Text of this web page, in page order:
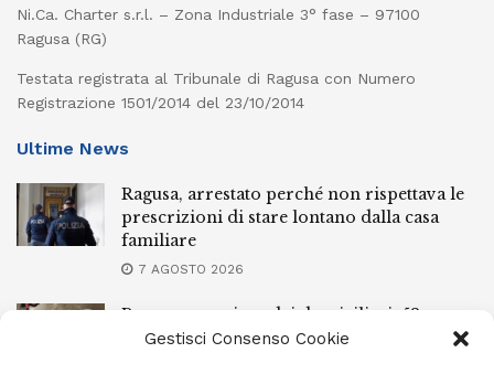
Gestisci Consenso Cookie
Ni.Ca. Charter s.r.l. – Zona Industriale 3° fase – 97100
Ragusa (RG)
Testata registrata al Tribunale di Ragusa con Numero
Registrazione 1501/2014 del 23/10/2014
Ultime News
Ragusa, arrestato perché non rispettava le
prescrizioni di stare lontano dalla casa
familiare
7 AGOSTO 2026
Ragusa, spacciava dai domiciliari: 52enne
finisce in carcere